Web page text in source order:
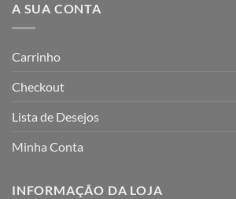
A SUA CONTA
Carrinho
Checkout
Lista de Desejos
Minha Conta
INFORMAÇÃO DA LOJA